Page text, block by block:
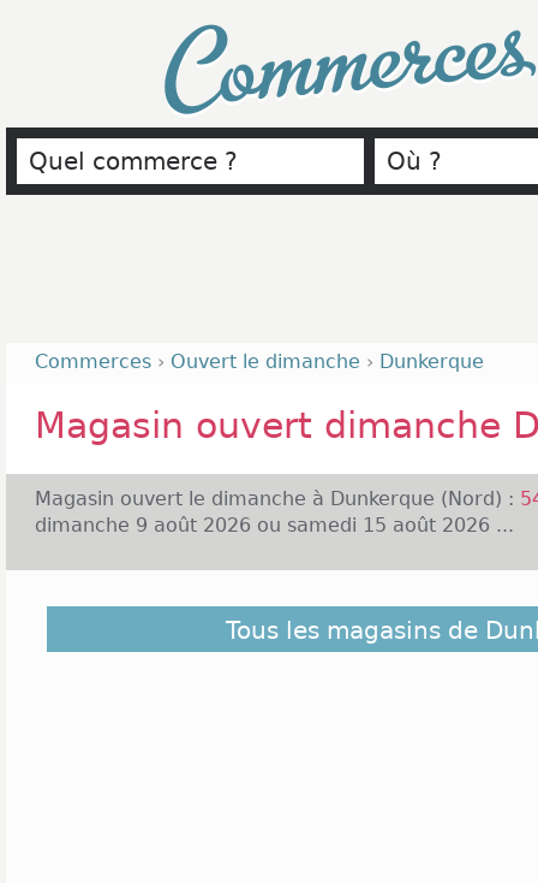
Commerces › Ouvert le dimanche › Dunkerque
Magasin ouvert dimanche
Magasin ouvert le dimanche à Dunkerque (Nord) :
dimanche 9 août 2026 ou samedi 15 août 2026 ...
La ville de Dunkerque, située dans le
habitants, et plus de 265 000 dans son aire
Tous les magasins de